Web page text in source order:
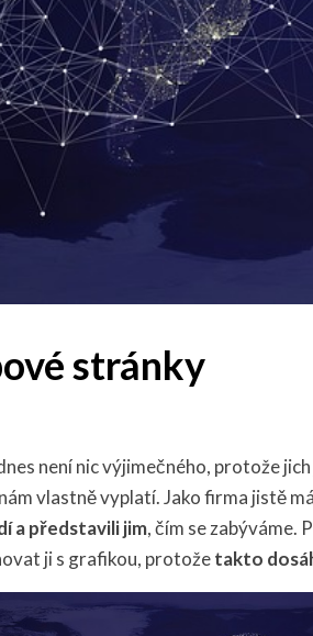
stránky
není nic výjimečného, protože
vlastně vyplatí. Jako firma jistě
a představili jim, čím se zabýváme.
ji s grafikou, protožetakto